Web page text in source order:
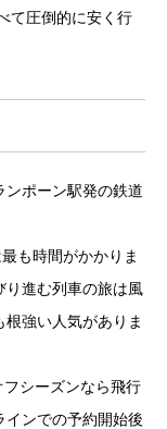
て圧倒的に安く行
ポーン駅発の鉄道
も時間がかかりま
り進む列車の旅は風
強い人気がありま
シーズンなら飛行
ンでの予約開始後